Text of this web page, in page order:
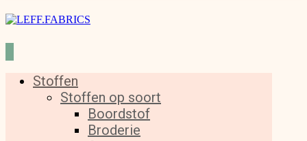
Stoffen
Stoffen op soort
Boordstof
Broderie